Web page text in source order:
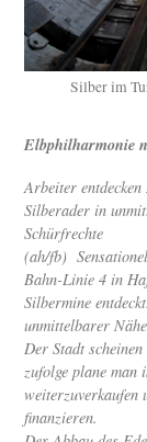
Silber im
Elbphilharmonie
Arbeiter
Silberader in
Schürfrechte
(ah/fb)
Bahn-Linie 4 in
Silbermine
unmittelbarer
Der Stadt
zufolge plane man
weiterzuverkaufen
finanzieren.